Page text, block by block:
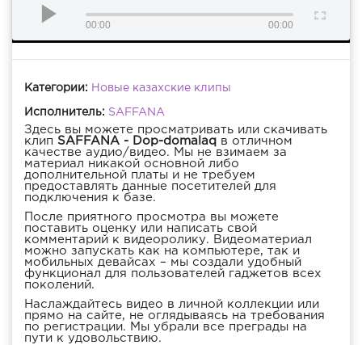
00:00 00:00
Категории: Новые казахские клипы
Исполнитель: SAFFANA
Здесь вы можете просматривать или скачивать
клип SAFFANA - Dop-domalaq в отличном
качестве аудио/видео. Мы не взимаем за
материал никакой основной либо
дополнительной платы и не требуем
предоставлять данные посетителей для
подключения к базе.
После приятного просмотра вы можете
поставить оценку или написать свой
комментарий к видеоролику. Видеоматериал
можно запускать как на компьютере, так и
мобильных девайсах – мы создали удобный
функционал для пользователей гаджетов всех
поколений.
Наслаждайтесь видео в личной коллекции или
прямо на сайте, не оглядываясь на требования
по регистрации. Мы убрали все преграды на
пути к удовольствию.